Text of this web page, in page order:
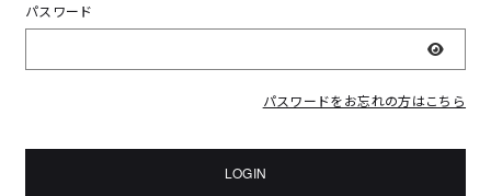
パスワード
表示
パスワードをお忘れの方はこちら
LOGIN